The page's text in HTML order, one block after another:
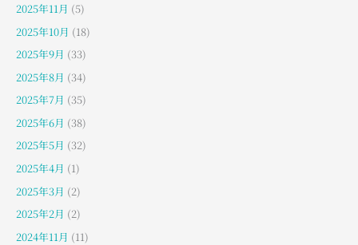
2025年11月 (5)
2025年10月 (18)
2025年9月 (33)
2025年8月 (34)
2025年7月 (35)
2025年6月 (38)
2025年5月 (32)
2025年4月 (1)
2025年3月 (2)
2025年2月 (2)
2024年11月 (11)